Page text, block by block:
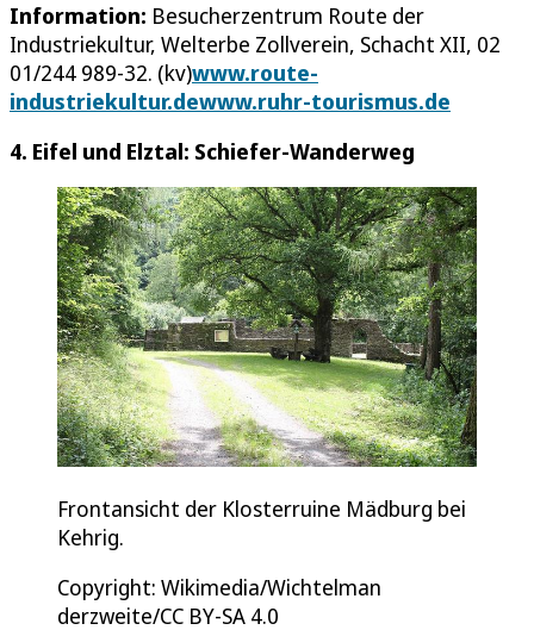
Information: Besucherzentrum Route der
Industriekultur, Welterbe Zollverein, Schacht XII, 02
01/244 989-32. (kv)www.route-
industriekultur.dewww.ruhr-tourismus.de
4. Eifel und Elztal: Schiefer-Wanderweg
Frontansicht der Klosterruine Mädburg bei
Kehrig.
Copyright: Wikimedia/Wichtelman
derzweite/CC BY-SA 4.0